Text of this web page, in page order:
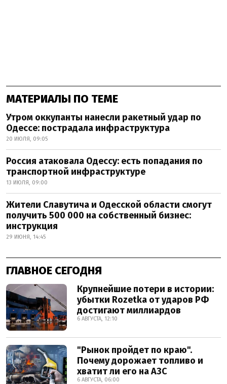
МАТЕРИАЛЫ ПО ТЕМЕ
Утром оккупанты нанесли ракетный удар по
Одессе: пострадала инфраструктура
20 ИЮЛЯ, 09:05
Россия атаковала Одессу: есть попадания по
транспортной инфраструктуре
13 ИЮЛЯ, 09:00
Жители Славутича и Одесской области смогут
получить 500 000 на собственный бизнес:
инструкция
29 ИЮНЯ, 14:45
ГЛАВНОЕ СЕГОДНЯ
Крупнейшие потери в истории:
убытки Rozetka от ударов РФ
достигают миллиардов
6 АВГУСТА, 12:10
"Рынок пройдет по краю".
Почему дорожает топливо и
хватит ли его на АЗС
6 АВГУСТА, 06:00